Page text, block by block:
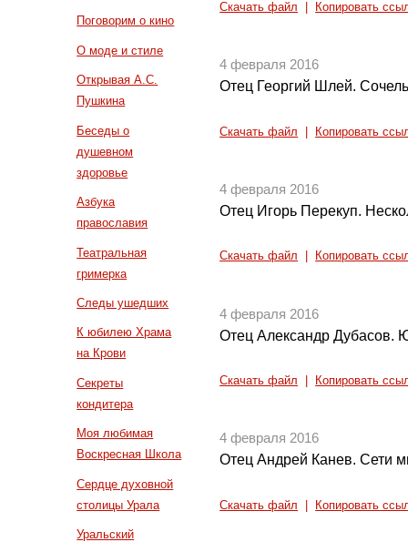
Поговорим о кино
О моде и стиле
Открывая А.С.
Пушкина
Беседы о
душевном
здоровье
Азбука
православия
Театральная
гримерка
Следы ушедших
К юбилею Храма
на Крови
Секреты
кондитера
Моя любимая
Воскресная Школа
Сердце духовной
столицы Урала
Уральский
Скачать файл Копировать
4 февраля 2016
Отец Георгий Шлей.
Скачать файл Копировать
4 февраля 2016
Отец Игорь Перекуп.
Скачать файл Копировать
4 февраля 2016
Отец Александр Дубасов.
Скачать файл Копировать
4 февраля 2016
Отец Андрей Канев. Сети
Скачать файл Копировать